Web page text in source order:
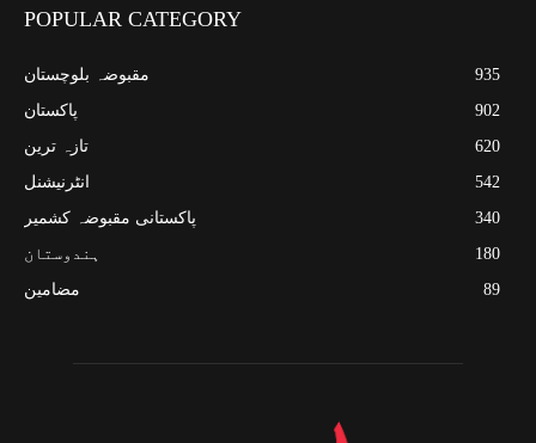
POPULAR CATEGORY
مقبوضہ بلوچستان
935
پاکستان
902
تازہ ترین
620
انٹرنیشنل
542
پاکستانی مقبوضہ کشمیر
340
ہندوستان
180
مضامین
89